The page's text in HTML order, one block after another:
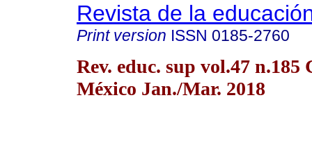
Revista de la
Print version ISSN 0185-2760
Rev. educ. sup vol.47 n.185
México Jan./Mar. 2018